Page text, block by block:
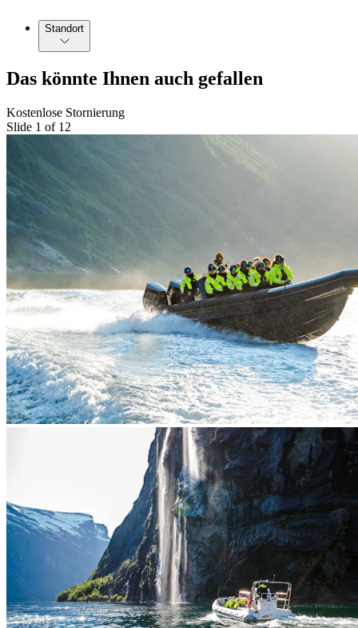
Standort
Das könnte Ihnen auch gefallen
Kostenlose Stornierung
Slide 1 of 12